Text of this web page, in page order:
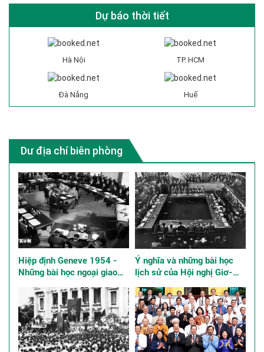
Dự báo thời tiết
Hà Nội TP. HCM
Đà Nẵng Huế
Dư địa chí biên phòng
Hiệp định Geneve 1954 -
Những bài học ngoại giao
Ý nghĩa và những bài học
lịch sử của Hội nghị Giơ-
1954